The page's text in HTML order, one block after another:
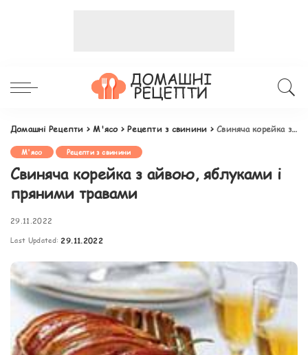
Домашні Рецепти >М'ясо>Рецепти з свинини >Свиняча корейка з айвою, яблуками і пряними травами
М'ясо Рецепти з свинини
Свиняча корейка з айвою, яблуками і
пряними травами
29.11.2022
Last Updated: 29.11.2022